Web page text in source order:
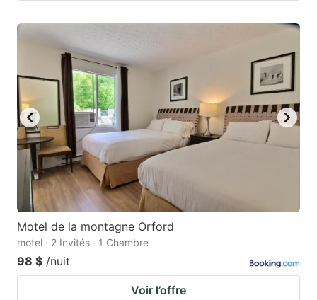
Motel de la montagne Orford
motel · 2 Invités · 1 Chambre
98 $ /nuit
Voir l’offre